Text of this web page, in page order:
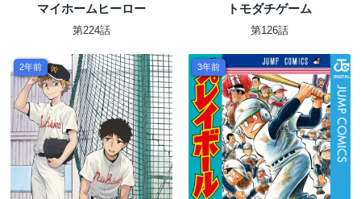
マイホームヒーロー
第224話
トモダチゲーム
第126話
2年前 3年前